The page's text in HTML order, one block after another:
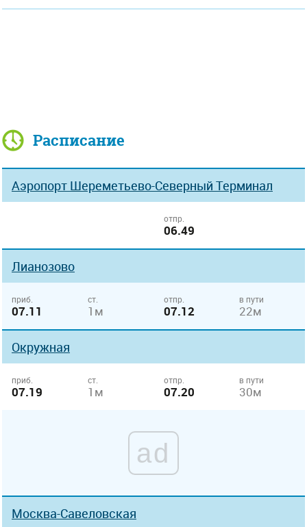
Расписание
Аэропорт Шереметьево-Северный Терминал
отпр.
06.49
Лианозово
приб.
07.11
ст.
1м
отпр.
07.12
в пути
22м
Окружная
приб.
07.19
ст.
1м
отпр.
07.20
в пути
30м
ad
Москва-Савеловская